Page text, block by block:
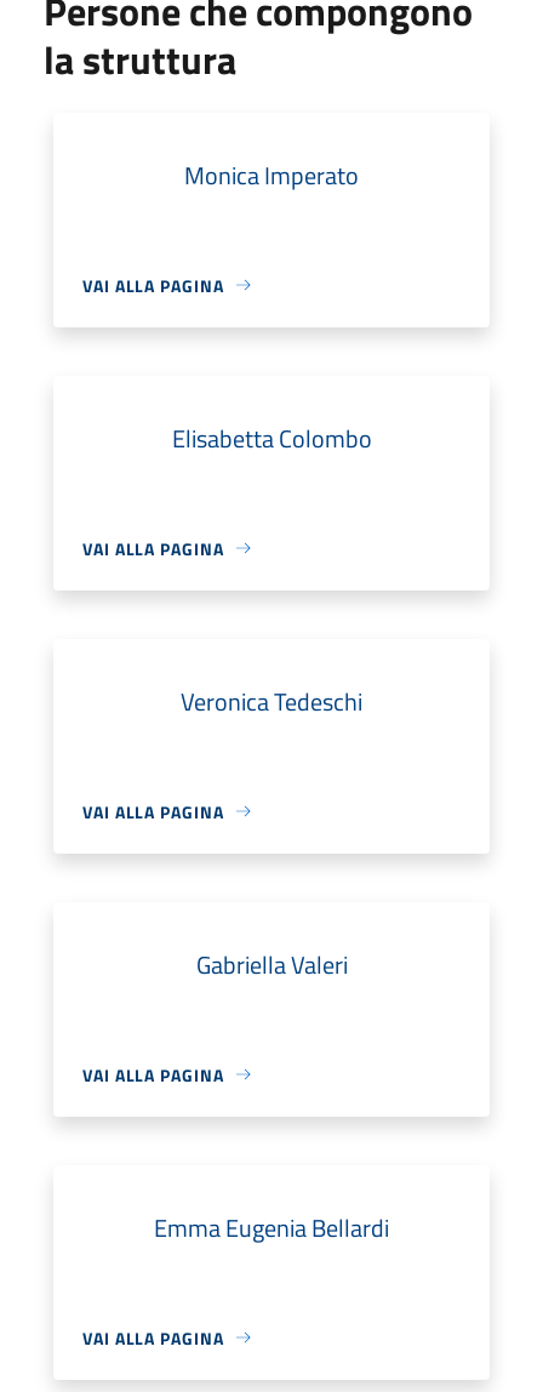
la struttura
Monica Imperato
VAI ALLA PAGINA
Elisabetta Colombo
VAI ALLA PAGINA
Veronica Tedeschi
VAI ALLA PAGINA
Gabriella Valeri
VAI ALLA PAGINA
Emma Eugenia Bellardi
VAI ALLA PAGINA